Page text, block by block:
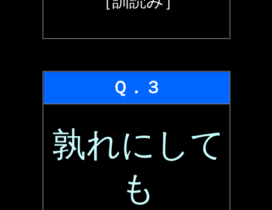
Ｑ．３
孰れにして
も